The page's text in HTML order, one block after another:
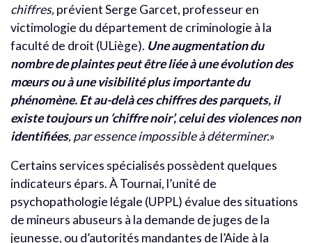
chiffres,prévient Serge Garcet, professeur en
victimologie du département de criminologie à la
faculté de droit (ULiège). Une augmentation du
nombre de plaintes peut être liée à une évolution des
mœurs ou à une visibilité plus importante du
phénomène. Et au-delà ces chiffres des parquets, il
existe toujours un ‘chiffre noir’, celui des violences non
identifiées, par essence impossible à déterminer.»
Certains services spécialisés possèdent quelques
indicateurs épars. À Tournai, l’unité de
psychopathologie légale (UPPL) évalue des situations
de mineurs abuseurs à la demande de juges de la
jeunesse, ou d’autorités mandantes de l’Aide à la